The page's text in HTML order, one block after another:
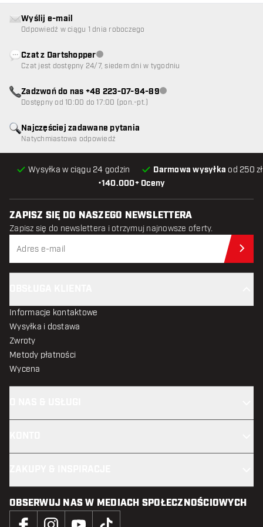
•140.000+ Oceny
Wysyłka w ciągu 24 godzin Darmowa wysyłka od 250
Najczęściej zadawane pytania
Natychmiastowa odpowiedź
Wyślij e-mail
Odpowiedź w ciągu 1 dnia roboczego
Czat z DartshopperObsługa klienta niedostępna
Czat jest dostępny 24/7, siedem dni w tygodniu
Zadzwoń do nas +48 223-07-94-89Obsługa klienta niedostępna
Dostępny od 10:00 do 17:00 (pon.-pt.)
ZAPISZ SIĘ DO NASZEGO NEWSLETTERA
Zapisz się do newslettera i otrzymuj najnowsze oferty.
Informacje kontaktowe
Wysyłka i dostawa
Zwroty
Metody płatności
Wycena
OBSERWUJ NAS W MEDIACH SPOŁECZNOŚCIOWYCH